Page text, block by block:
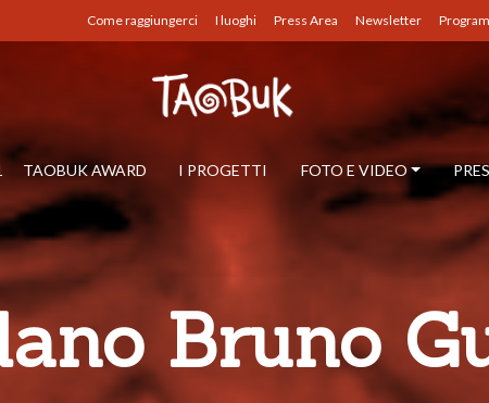
Come raggiungerci I luoghi Press Area Newsletter
TAOBUK AWARD I PROGETTI FOTO E VIDEO
Bruno